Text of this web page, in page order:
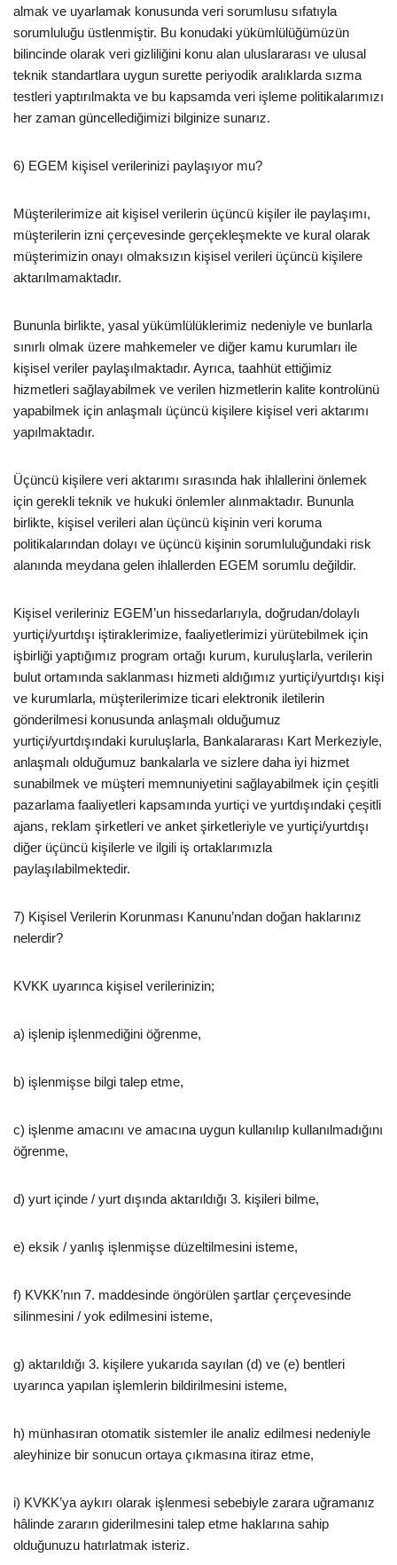
almak ve uyarlamak konusunda veri sorumlusu sıfatıyla
sorumluluğu üstlenmiştir. Bu konudaki yükümlülüğümüzün
bilincinde olarak veri gizliliğini konu alan uluslararası ve ulusal
teknik standartlara uygun surette periyodik aralıklarda sızma
testleri yaptırılmakta ve bu kapsamda veri işleme politikalarımızı
her zaman güncellediğimizi bilginize sunarız.
6) EGEM kişisel verilerinizi paylaşıyor mu?
Müşterilerimize ait kişisel verilerin üçüncü kişiler ile paylaşımı,
müşterilerin izni çerçevesinde gerçekleşmekte ve kural olarak
müşterimizin onayı olmaksızın kişisel verileri üçüncü kişilere
aktarılmamaktadır.
Bununla birlikte, yasal yükümlülüklerimiz nedeniyle ve bunlarla
sınırlı olmak üzere mahkemeler ve diğer kamu kurumları ile
kişisel veriler paylaşılmaktadır. Ayrıca, taahhüt ettiğimiz
hizmetleri sağlayabilmek ve verilen hizmetlerin kalite kontrolünü
yapabilmek için anlaşmalı üçüncü kişilere kişisel veri aktarımı
yapılmaktadır.
Üçüncü kişilere veri aktarımı sırasında hak ihlallerini önlemek
için gerekli teknik ve hukuki önlemler alınmaktadır. Bununla
birlikte, kişisel verileri alan üçüncü kişinin veri koruma
politikalarından dolayı ve üçüncü kişinin sorumluluğundaki risk
alanında meydana gelen ihlallerden EGEM sorumlu değildir.
Kişisel verileriniz EGEM’un hissedarlarıyla, doğrudan/dolaylı
yurtiçi/yurtdışı iştiraklerimize, faaliyetlerimizi yürütebilmek için
işbirliği yaptığımız program ortağı kurum, kuruluşlarla, verilerin
bulut ortamında saklanması hizmeti aldığımız yurtiçi/yurtdışı kişi
ve kurumlarla, müşterilerimize ticari elektronik iletilerin
gönderilmesi konusunda anlaşmalı olduğumuz
yurtiçi/yurtdışındaki kuruluşlarla, Bankalararası Kart Merkeziyle,
anlaşmalı olduğumuz bankalarla ve sizlere daha iyi hizmet
sunabilmek ve müşteri memnuniyetini sağlayabilmek için çeşitli
pazarlama faaliyetleri kapsamında yurtiçi ve yurtdışındaki çeşitli
ajans, reklam şirketleri ve anket şirketleriyle ve yurtiçi/yurtdışı
diğer üçüncü kişilerle ve ilgili iş ortaklarımızla
paylaşılabilmektedir.
7) Kişisel Verilerin Korunması Kanunu’ndan doğan haklarınız
nelerdir?
KVKK uyarınca kişisel verilerinizin;
a) işlenip işlenmediğini öğrenme,
b) işlenmişse bilgi talep etme,
c) işlenme amacını ve amacına uygun kullanılıp kullanılmadığını
öğrenme,
d) yurt içinde / yurt dışında aktarıldığı 3. kişileri bilme,
e) eksik / yanlış işlenmişse düzeltilmesini isteme,
f) KVKK’nın 7. maddesinde öngörülen şartlar çerçevesinde
silinmesini / yok edilmesini isteme,
g) aktarıldığı 3. kişilere yukarıda sayılan (d) ve (e) bentleri
uyarınca yapılan işlemlerin bildirilmesini isteme,
h) münhasıran otomatik sistemler ile analiz edilmesi nedeniyle
aleyhinize bir sonucun ortaya çıkmasına itiraz etme,
i) KVKK’ya aykırı olarak işlenmesi sebebiyle zarara uğramanız
hâlinde zararın giderilmesini talep etme haklarına sahip
olduğunuzu hatırlatmak isteriz.